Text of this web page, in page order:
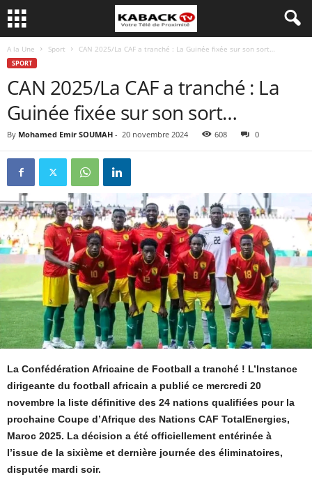
A la Une Sport CAN 2025/La CAF a tranché : La Guinée fixée sur son sort…
SPORT
CAN 2025/La CAF a tranché : La
Guinée fixée sur son sort…
By Mohamed Emir SOUMAH - 20 novembre 2024 608 0
La Confédération Africaine de Football a tranché ! L’Instance
dirigeante du football africain a publié ce mercredi 20
novembre la liste définitive des 24 nations qualifiées pour la
prochaine Coupe d’Afrique des Nations CAF TotalEnergies,
Maroc 2025. La décision a été officiellement entérinée à
l’issue de la sixième et dernière journée des éliminatoires,
disputée mardi soir.